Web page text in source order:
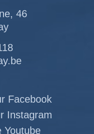
46
Facebook
Instagram
Youtube